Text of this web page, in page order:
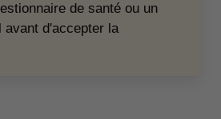
de santé ou un
avant d'accepter la